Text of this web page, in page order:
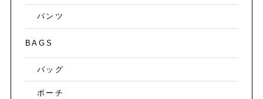
パンツ
BAGS
バッグ
ポーチ